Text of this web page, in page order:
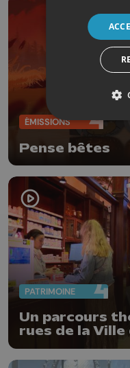
ÉMISSIONS
Pense bêtes
PATRIMOINE
Un parcours
rues de la Ville